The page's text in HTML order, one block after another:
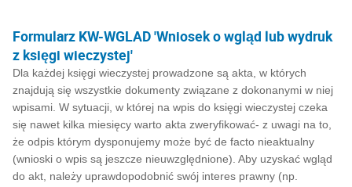
Formularz KW-WGLAD 'Wniosek o wgląd lub wydruk
z księgi wieczystej'
Dla każdej księgi wieczystej prowadzone są akta, w których
znajdują się wszystkie dokumenty związane z dokonanymi w niej
wpisami. W sytuacji, w której na wpis do księgi wieczystej czeka
się nawet kilka miesięcy warto akta zweryfikować- z uwagi na to,
że odpis którym dysponujemy może być de facto nieaktualny
(wnioski o wpis są jeszcze nieuwzględnione). Aby uzyskać wgląd
do akt, należy uprawdopodobnić swój interes prawny (np.